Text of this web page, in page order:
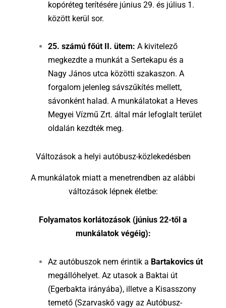
kopóréteg terítésére június 29. és július 1.
között kerül sor.
25. számú főút II. ütem: A kivitelező
megkezdte a munkát a Sertekapu és a
Nagy János utca közötti szakaszon. A
forgalom jelenleg sávszűkítés mellett,
sávonként halad. A munkálatokat a Heves
Megyei Vízmű Zrt. által már lefoglalt terület
oldalán kezdték meg.
Változások a helyi autóbusz-közlekedésben
A munkálatok miatt a menetrendben az alábbi
változások lépnek életbe:
Folyamatos korlátozások (június 22-től a
munkálatok végéig):
Az autóbuszok nem érintik a Bartakovics út
megállóhelyet. Az utasok a Baktai út
(Egerbakta irányába), illetve a Kisasszony
temető (Szarvaskő vagy az Autóbusz-